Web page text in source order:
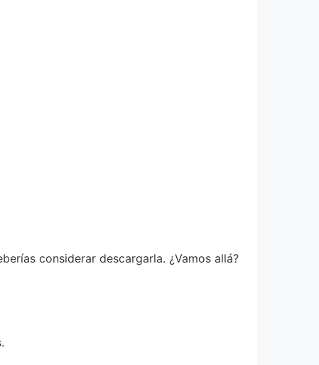
considerar descargarla. ¿Vamos allá?